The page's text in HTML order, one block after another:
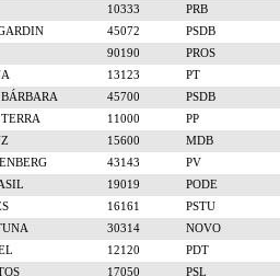
10333
PRB
45072
PSDB
90190
PROS
13123
PT
BÁRBARA 45700
PSDB
11000
PP
15600
MDB
43143
PV
19019
PODE
16161
PSTU
30314
NOVO
12120
PDT
17050
PSL